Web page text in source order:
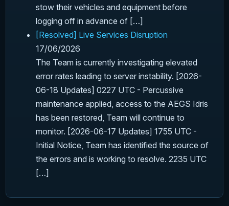
stow their vehicles and equipment before
logging off in advance of […]
[Resolved] Live Services Disruption
17/06/2026
The Team is currently investigating elevated
error rates leading to server instability. [2026-
06-18 Updates] 0227 UTC - Percussive
maintenance applied, access to the AEGS Idris
has been restored, Team will continue to
monitor. [2026-06-17 Updates] 1755 UTC -
Initial Notice, Team has identified the source of
the errors and is working to resolve. 2235 UTC
[…]